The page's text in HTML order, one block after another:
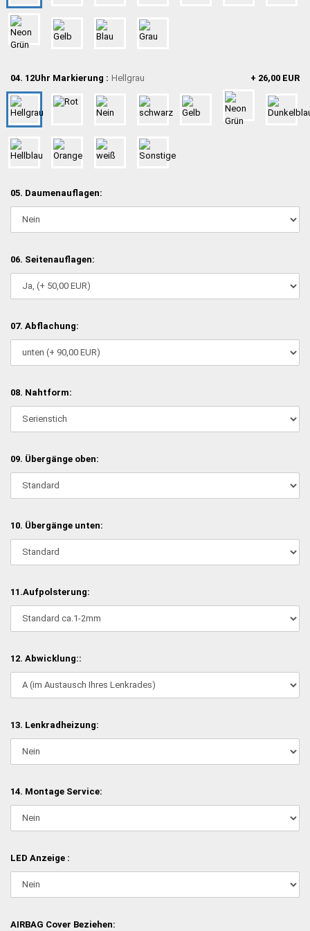
04. 12Uhr Markierung : Hellgrau + 26,00 EUR
05. Daumenauflagen:
06. Seitenauflagen:
07. Abflachung:
08. Nahtform:
09. Übergänge oben:
10. Übergänge unten:
11.Aufpolsterung:
12. Abwicklung::
13. Lenkradheizung:
14. Montage Service:
LED Anzeige :
AIRBAG Cover Beziehen: